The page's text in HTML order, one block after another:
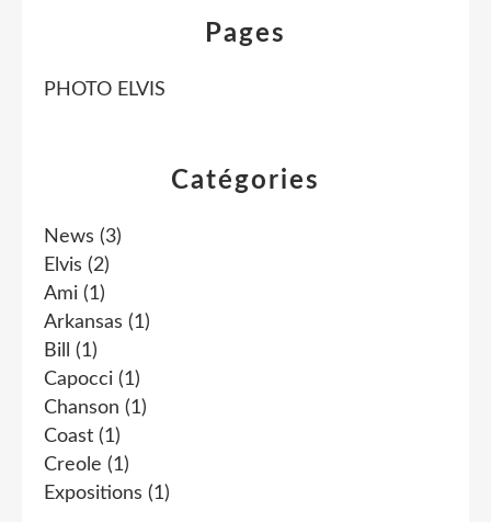
Catégories
News (3)
Elvis (2)
Ami (1)
Arkansas (1)
Bill
(1)
Capocci (1)
Chanson (1)
Coast (1)
Creole (1)
Expositions (1)
Pages
PHOTO ELVIS